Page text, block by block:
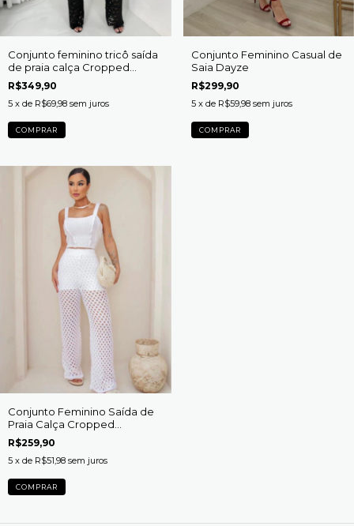
Conjunto feminino tricô saída
de praia calça Cropped
beachwear Nivea
R$349,90
5 x de R$69,98 sem juros
COMPRAR
Conjunto Feminino Casual de
Saia Dayze
R$299,90
5 x de R$59,98 sem juros
COMPRAR
Conjunto Feminino Saída de
Praia Calça Cropped
BeachWear Tricô Maresias
R$259,90
5 x de R$51,98 sem juros
COMPRAR